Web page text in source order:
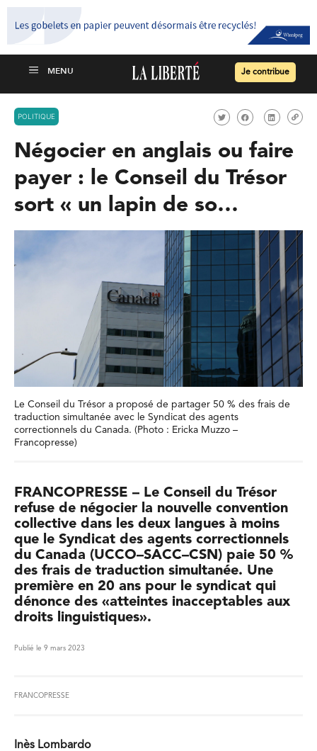
Je contribue
POLITIQUE
Négocier en anglais ou faire
payer : le Conseil du Trésor
sort « un lapin de so…
Le Conseil du Trésor a proposé de partager 50 % des frais de
traduction simultanée avec le Syndicat des agents
correctionnels du Canada. (Photo : Ericka Muzzo –
Francopresse)
FRANCOPRESSE – Le Conseil du Trésor
refuse de négocier la nouvelle convention
collective dans les deux langues à moins
que le Syndicat des agents correctionnels
du Canada (UCCO–SACC–CSN) paie 50 %
des frais de traduction simultanée. Une
première en 20 ans pour le syndicat qui
dénonce des «atteintes inacceptables aux
droits linguistiques».
Publié le 9 mars 2023
FRANCOPRESSE
Inès Lombardo